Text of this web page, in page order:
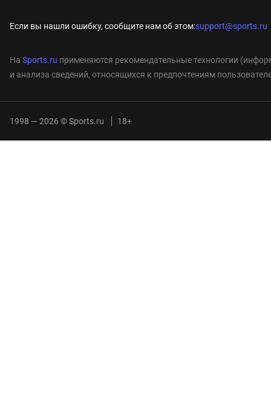
Если вы нашли ошибку, сообщите нам об этом:support@sports.ru
На Sports.ru применяются рекомендательные технологии
и анализа сведений, относящихся к предпочтениям
1998 — 2026 © Sports.ru 18+